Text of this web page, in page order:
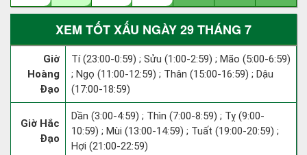
XEM TỐT XẤU NGÀY 29 THÁNG 7
Giờ
Hoàng
Đạo
Tí (23:00-0:59) ; Sửu (1:00-2:59) ; Mão (5:00-6:59)
; Ngọ (11:00-12:59) ; Thân (15:00-16:59) ; Dậu
(17:00-18:59)
Giờ Hắc
Đạo
Dần (3:00-4:59) ; Thìn (7:00-8:59) ; Tỵ (9:00-
10:59) ; Mùi (13:00-14:59) ; Tuất (19:00-20:59) ;
Hợi (21:00-22:59)